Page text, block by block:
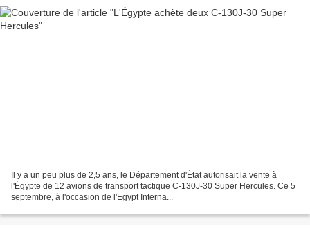
Il y a un peu plus de 2,5 ans, le Département d'État autorisait la vente à
l'Égypte de 12 avions de transport tactique C-130J-30 Super Hercules. Ce 5
septembre, à l'occasion de l'Egypt Interna...